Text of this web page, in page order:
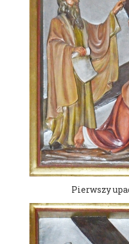
Pierwszy